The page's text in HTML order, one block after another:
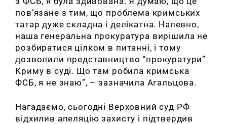
пов’язане з тим, що проблема кримських
татар дуже складна і делікатна. Напевно,
наша генеральна прокуратура вирішила не
розбиратися цілком в питанні, і тому
дозволили представництво “прокуратури”
Криму в суді. Що там робила кримська
ФСБ, я не знаю”, – зазначила Агальцова.
Нагадаємо, сьогодні Верховний суд РФ
відхилив апеляцію захисту і підтвердив